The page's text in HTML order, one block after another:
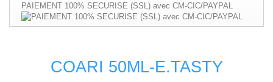
PAIEMENT 100% SECURISE (SSL) avec CM-CIC/PAYPAL
COARI 50ML-E.TASTY